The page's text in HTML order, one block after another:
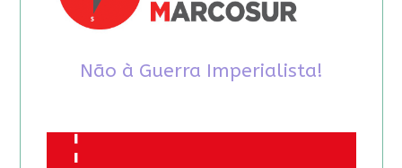
Não à Guerra Imperialista!